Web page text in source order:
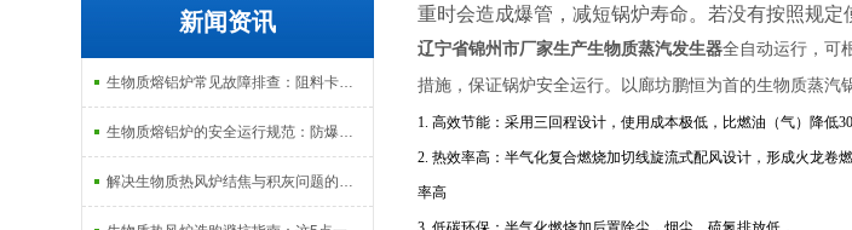
新闻资讯
生物质熔铝炉常见故障排查：阻料卡料、火嘴结焦与烟气排放异常的处理
生物质熔铝炉的安全运行规范：防爆、防泄漏与应急处理机制
解决生物质热风炉结焦与积灰问题的关键技术路径探讨
重时会造成爆管，减短锅炉寿命。若没有按照规
辽宁省锦州市厂家生产生物质蒸汽发生器全自动运行，可
措施，保证锅炉安全运行。以廊坊鹏恒为首的生物质蒸汽
1. 高效节能：采用三回程设计，使用成本极低，比燃油（气）降低
2. 热效率高：半气化复合燃烧加切线旋流式配风设计，形成火龙卷
率高